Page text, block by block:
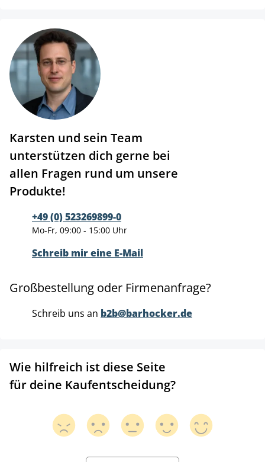
Karsten und sein Team
unterstützen dich gerne bei
allen Fragen rund um unsere
Produkte!
+49 (0) 523269899-0
Mo-Fr, 09:00 - 15:00 Uhr
Schreib mir eine E-Mail
Großbestellung oder Firmenanfrage?
Schreib uns an b2b@barhocker.de
Wie hilfreich ist diese Seite
für deine Kaufentscheidung?